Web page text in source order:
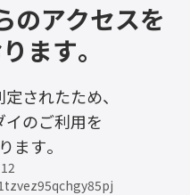
のアクセスを
ます。
されたため、
のご利用を
ます。